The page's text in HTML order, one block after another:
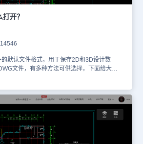
查看图纸细节。（2）图层管理：点击底部
藏特定图层。（3）测量尺寸：点击【测
面积，实时获取图纸数据。（4）标注批注：点
件：点击右上角【分享】，生成PDF/图片或
步云端：编辑后保存至【云图】，自动同步到
骤，即可在手机中使用浩辰CAD看图王APP流
开？
14546
默认文件格式，用于保存2D和3D设计数
文件，有多种方法可供选择，下面给大家
文件。使用浩辰CAD打开DWG文件的步骤如
辰CAD软件。（2）启动软件，点击【文
打开】。（3）在【打开】对话框中，浏览到
选择要打开的DWG文件，然后点击【打开】
软件如果只是需要查看DWG文件而不需要进
看图软件，例如：浩辰CAD看图王。浩辰